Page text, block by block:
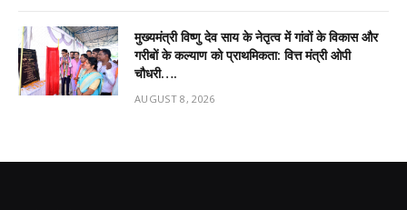
मुख्यमंत्री विष्णु देव साय के नेतृत्व में गांवों के विकास और
गरीबों के कल्याण को प्राथमिकता: वित्त मंत्री ओपी
चौधरी….
AUGUST 8, 2026